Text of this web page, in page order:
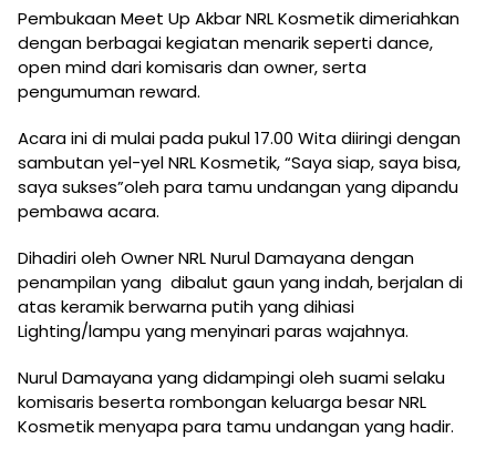
Pembukaan Meet Up Akbar NRL Kosmetik dimeriahkan
dengan berbagai kegiatan menarik seperti dance,
open mind dari komisaris dan owner, serta
pengumuman reward.
Acara ini di mulai pada pukul 17.00 Wita diiringi dengan
sambutan yel-yel NRL Kosmetik, “Saya siap, saya bisa,
saya sukses”oleh para tamu undangan yang dipandu
pembawa acara.
Dihadiri oleh Owner NRL Nurul Damayana dengan
penampilan yang dibalut gaun yang indah, berjalan di
atas keramik berwarna putih yang dihiasi
Lighting/lampu yang menyinari paras wajahnya.
Nurul Damayana yang didampingi oleh suami selaku
komisaris beserta rombongan keluarga besar NRL
Kosmetik menyapa para tamu undangan yang hadir.